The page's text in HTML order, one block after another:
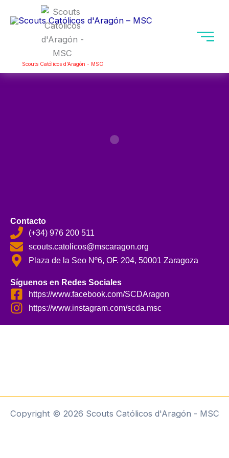
Scouts Católicos d'Aragón - MSC
Contacto
(+34) 976 200 511
scouts.catolicos@mscaragon.org
Plaza de la Seo Nº6, OF. 204, 50001 Zaragoza
Síguenos en Redes Sociales
https://www.facebook.com/SCDAragon
https://www.instagram.com/scda.msc
Copyright © 2026 Scouts Católicos d'Aragón - MSC